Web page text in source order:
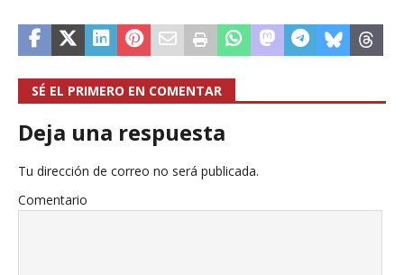
SÉ EL PRIMERO EN COMENTAR
Deja una respuesta
Tu dirección de correo no será publicada.
Comentario